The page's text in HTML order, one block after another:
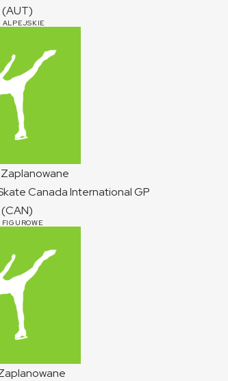
(AUT)
ALPEJSKIE
Zaplanowane
Canada InternationalGP
(CAN)